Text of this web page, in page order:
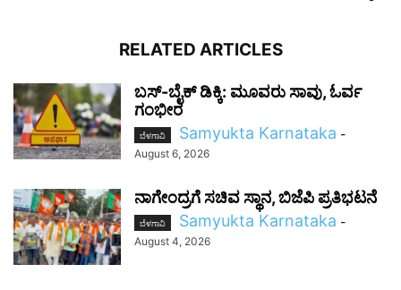
RELATED ARTICLES
ಬಸ್-ಬೈಕ್ ಡಿಕ್ಕಿ: ಮೂವರು ಸಾವು, ಓರ್ವ
ಗಂಭೀರ
ಬೆಳಗಾವಿ Samyukta Karnataka -
August 6, 2026
ನಾಗೇಂದ್ರಗೆ ಸಚಿವ ಸ್ಥಾನ, ಬಿಜೆಪಿ ಪ್ರತಿಭಟನೆ
ಬೆಳಗಾವಿ Samyukta Karnataka -
August 4, 2026